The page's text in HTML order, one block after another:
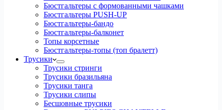
Бюстгальтеры с формованными чашками
Бюстгальтеры PUSH-UP
Бюстгальтеры-бандо
Бюстгальтеры-балконет
Топы корсетные
Бюстгальтеры-топы (топ бралетт)
Трусики
Трусики стринги
Трусики бразильяна
Трусики танга
Трусики слипы
Бесшовные трусики